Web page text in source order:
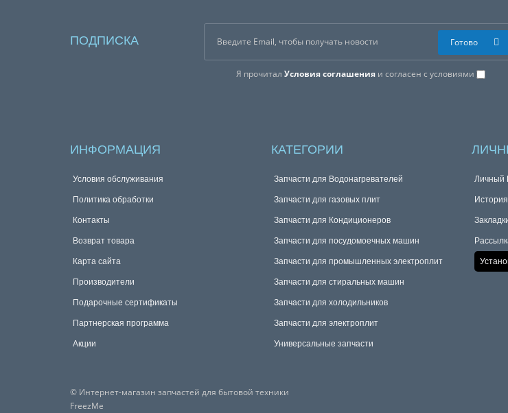
ПОДПИСКА
Я прочиталУсловия соглашения и согласен с условиями
Готово
ИНФОРМАЦИЯ
Условия обслуживания
Политика обработки
Контакты
Возврат товара
Карта сайта
Производители
Подарочные сертификаты
Партнерская программа
Акции
КАТЕГОРИИ
Запчасти для Водонагревателей
Запчасти для газовых плит
Запчасти для Кондиционеров
Запчасти для посудомоечных машин
Запчасти для промышленных электроплит
Запчасти для стиральных машин
Запчасти для холодильников
Запчасти для электроплит
Универсальные запчасти
Личный
© Интернет-магазин запчастей для бытовой техники
FreezMe